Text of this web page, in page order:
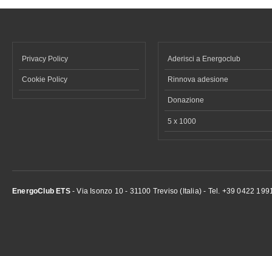
Privacy Policy
Cookie Policy
Aderisci a Energoclub
Rinnova adesione
Donazione
5 x 1000
EnergoClub ETS- Via Isonzo 10 - 31100 Treviso (Italia) - Tel. +39 0422